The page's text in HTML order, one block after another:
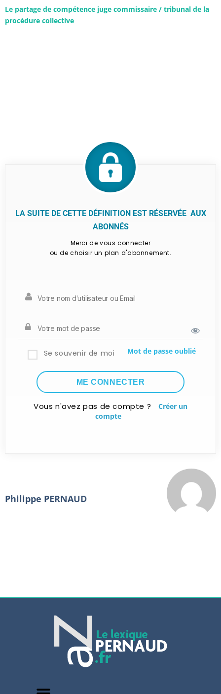
Le partage de compétence juge commissaire / tribunal de la
procédure collective
LA SUITE DE CETTE DÉFINITION EST RÉSERVÉE AUX
ABONNÉS
Merci de vous connecter
ou de choisir un plan d'abonnement.
Se souvenir de moi Mot de passe oublié
Vous n'avez pas de compte ?
Créer un
compte
Philippe PERNAUD